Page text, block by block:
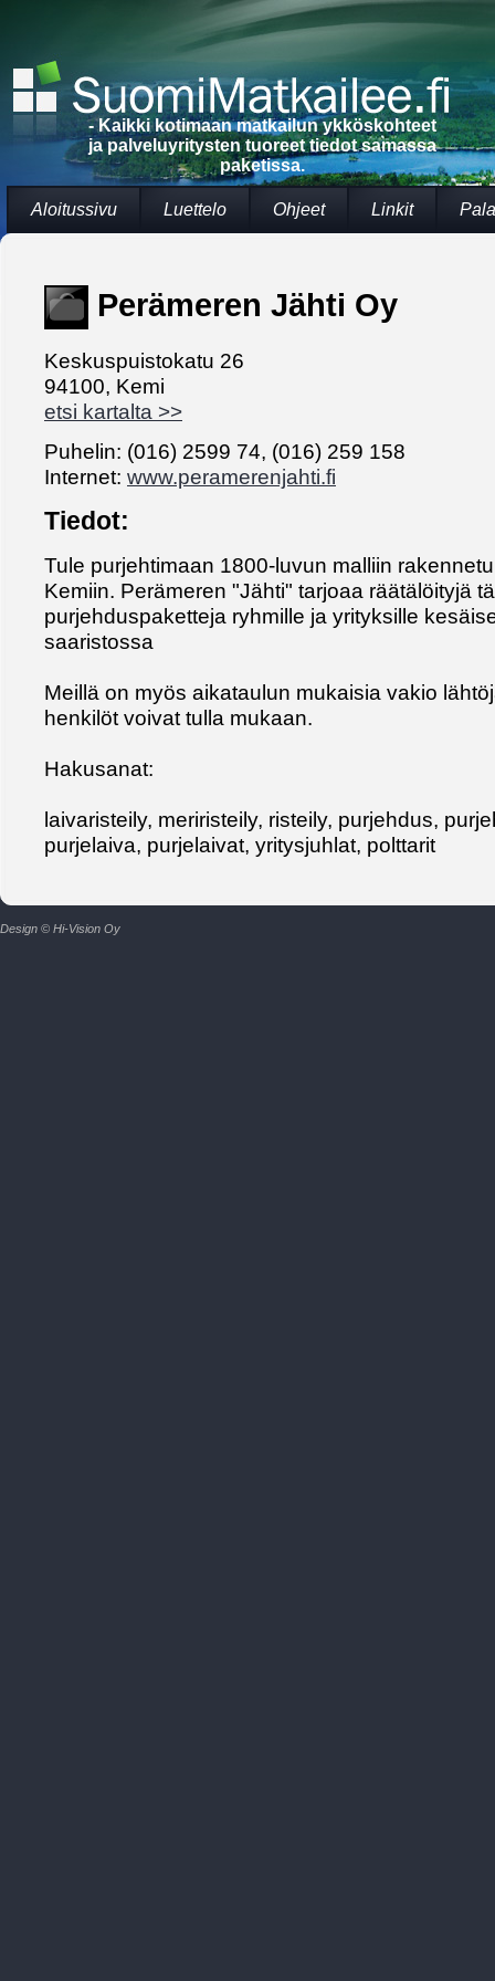
- Kaikki kotimaan matkailun ykköskohteet
ja palveluyritysten tuoreet tiedot samassa
paketissa.
Aloitussivu Luettelo Ohjeet Linkit
Perämeren Jähti Oy
Keskuspuistokatu 26
94100, Kemi
etsi kartalta >>
Puhelin: (016) 2599 74, (016) 259 158
Internet: www.peramerenjahti.fi
Tiedot:
Tule purjehtimaan 1800-luvun malliin
Kemiin. Perämeren "Jähti" tarjoaa räätälöityjä
purjehduspaketteja ryhmille ja yrityksille
saaristossa
Meillä on myös aikataulun mukaisia vakio
henkilöt voivat tulla mukaan.
Hakusanat:
laivaristeily, meriristeily, risteily, purjehdus,
purjelaiva, purjelaivat, yritysjuhlat, polttarit
Design © Hi-Vision Oy